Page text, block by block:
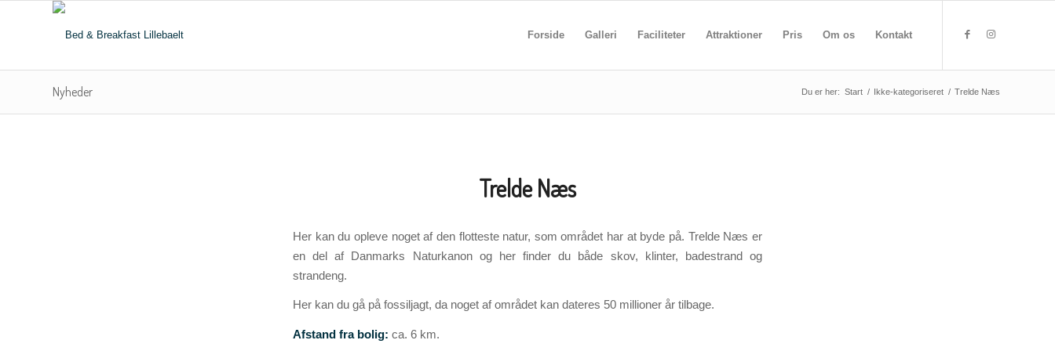
Forside Galleri Faciliteter Attraktioner Pris Om os Kontakt
Nyheder Du er her: Start / Ikke-kategoriseret / Trelde Næs
Trelde Næs
Her kan du opleve noget af den flotteste natur, som området har at byde på. Trelde Næs er
en del af Danmarks Naturkanon og her finder du både skov, klinter, badestrand og
strandeng.
Her kan du gå på fossiljagt, da noget af området kan dateres 50 millioner år tilbage.
Afstand fra bolig: ca. 6 km.